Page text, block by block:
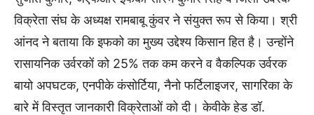
विक्रेता संघ के अध्यक्ष रामबाबू कुंवर ने संयुक्त रूप से किया। श्री
आंनद ने बताया कि इफको का मुख्य उद्देश्य किसान हित है। उन्होंने
रासायनिक उर्वरकों को 25% तक कम करने व वैकल्पिक उर्वरक
बायो अपघटक, एनपीके कंसोर्टिया, नैनो फर्टिलाइजर, सागरिका के
बारे में विस्तृत जानकारी विक्रेताओं को दी। केवीके हेड डॉ.